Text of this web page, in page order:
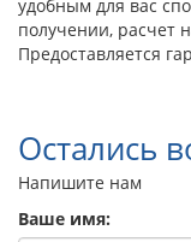
удобным для вас
получении, расчет
Предоставляется
Остались
Напишите нам
Ваше имя: